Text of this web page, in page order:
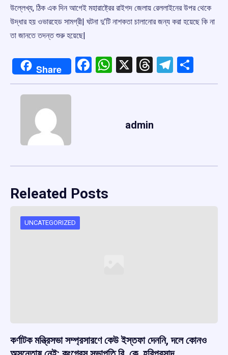
উল্লেখ্য, ঠিক এক দিন আগেই মহারাষ্ট্রের রাইগদ জেলায় রেললাইনের উপর থেকে
উদ্ধার হয় ওভারহেড সামগ্রী| ঘটনা দু’টি নাশকতা চালানোর জন্য করা হয়েছে কি না
তা জানতে তদন্ত শুরু হয়েছে|
Share Facebook
WhatsApp
X Threads
admin
Releated Posts
UNCATEGORIZED
কর্ণাটক মন্ত্রিসভা সম্প্রসারণে কেউ ইস্তফা দেননি, দলে কোনও